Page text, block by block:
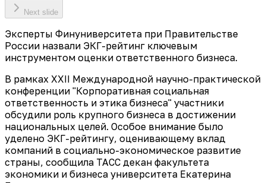
Next slide
Эксперты Финуниверситета при Правительстве
России назвали ЭКГ-рейтинг ключевым
инструментом оценки ответственного бизнеса.
В рамках XXII Международной научно-практической
конференции "Корпоративная социальная
ответственность и этика бизнеса" участники
обсудили роль крупного бизнеса в достижении
национальных целей. Особое внимание было
уделено ЭКГ-рейтингу, оценивающему вклад
компаний в социально-экономическое развитие
страны, сообщила ТАСС декан факультета
экономики и бизнеса университета Екатерина